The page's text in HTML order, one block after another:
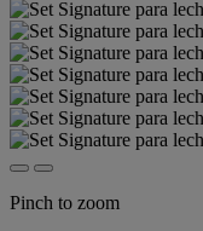
Pinch to zoom